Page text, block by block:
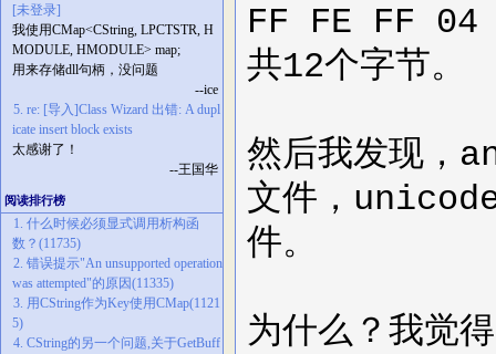
[未登录]
我使用CMap<CString, LPCTSTR, H
MODULE, HMODULE> map;
用来存储dll句柄，没问题
--ice
5. re: [导入]Class Wizard 出错: A dupl
icate insert block exists
太感谢了！
--王国华
阅读排行榜
1. 什么时候必须显式调用析构函
数？(11735)
2. 错误提示"An unsupported operation
was attempted"的原因(11335)
3. 用CString作为Key使用CMap(1121
5)
4. CString的另一个问题,关于GetBuff
FF FE FF
共12个字节。
然后我发现，
文件，
件。
为什么？我觉